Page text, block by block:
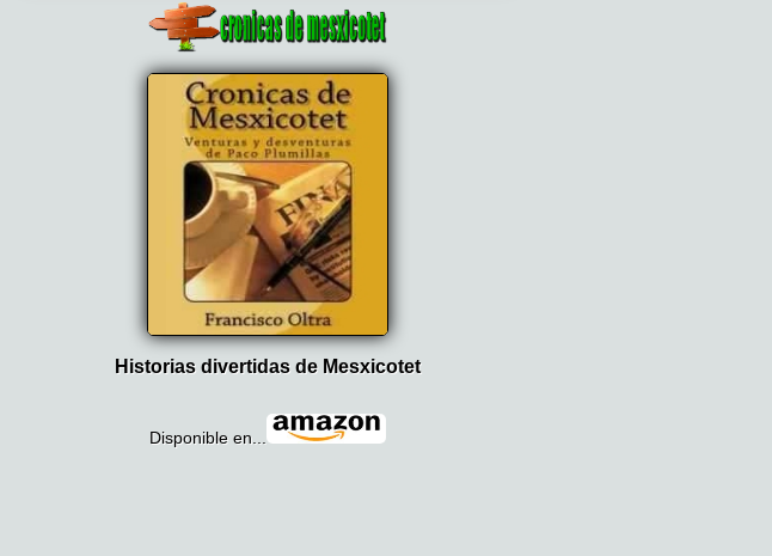
Historias divertidas de Mesxicotet
Disponible en...